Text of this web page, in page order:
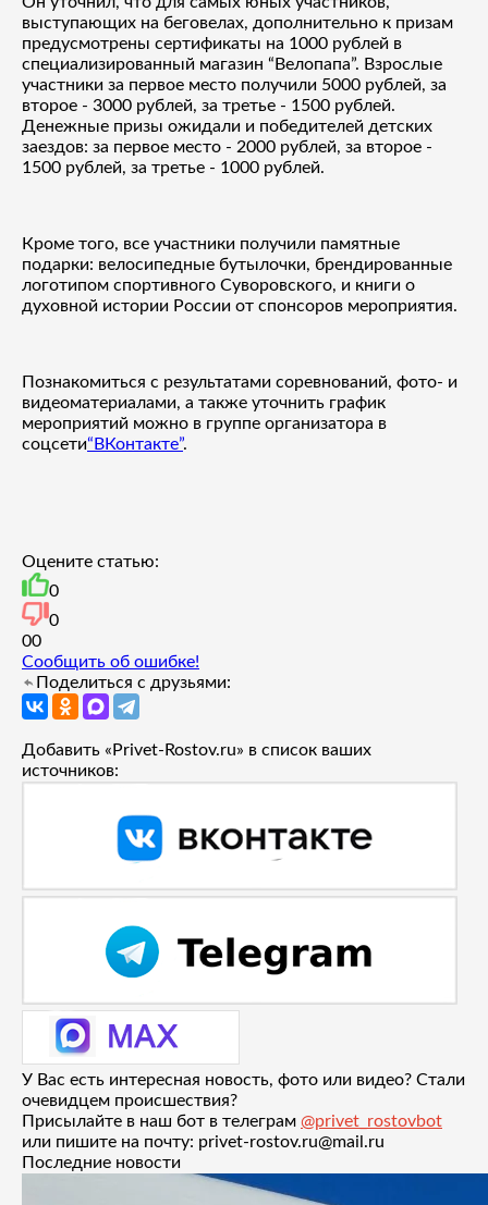
выступающих на беговелах, дополнительно к призам
предусмотрены сертификаты на 1000 рублей в
специализированный магазин “Велопапа”. Взрослые
участники за первое место получили 5000 рублей, за
второе - 3000 рублей, за третье - 1500 рублей.
Денежные призы ожидали и победителей детских
заездов: за первое место - 2000 рублей, за второе -
1500 рублей, за третье - 1000 рублей.
Кроме того, все участники получили памятные
подарки: велосипедные бутылочки, брендированные
логотипом спортивного Суворовского, и книги о
духовной истории России от спонсоров мероприятия.
Познакомиться с результатами соревнований, фото- и
видеоматериалами, а также уточнить график
мероприятий можно в группе организатора в
соцсети“ВКонтакте”.
Оцените статью:
0
0
00
Сообщить об ошибке!
Поделиться с друзьями:
Добавить «Privet-Rostov.ru» в список ваших
источников:
У Вас есть интересная новость, фото или видео? Стали
очевидцем происшествия?
Присылайте в наш бот в телеграм @privet_rostovbot
или пишите на почту: privet-rostov.ru@mail.ru
Последние новости